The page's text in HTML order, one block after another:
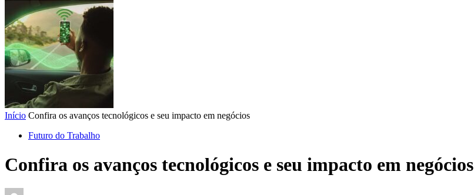
Início Confira os avanços tecnológicos e seu impacto em negócios
Futuro do Trabalho
Confira os avanços tecnológicos e seu impacto em negócios